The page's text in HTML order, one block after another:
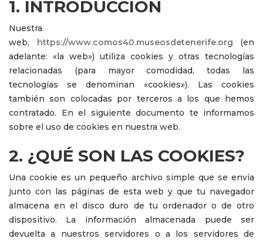
1. INTRODUCCIÓN
Nuestra
web, https://www.comos40.museosdetenerife.org (en
adelante: «la web») utiliza cookies y otras tecnologías
relacionadas (para mayor comodidad, todas las
tecnologías se denominan «cookies»). Las cookies
también son colocadas por terceros a los que hemos
contratado. En el siguiente documento te informamos
sobre el uso de cookies en nuestra web.
2. ¿QUÉ SON LAS COOKIES?
Una cookie es un pequeño archivo simple que se envía
junto con las páginas de esta web y que tu navegador
almacena en el disco duro de tu ordenador o de otro
dispositivo. La información almacenada puede ser
devuelta a nuestros servidores o a los servidores de